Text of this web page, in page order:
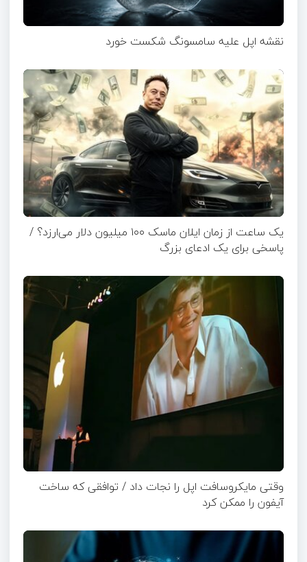
نقشه اپل علیه سامسونگ شکست خورد
یک ساعت از زمان ایلان ماسک ۱۰۰ میلیون دلار می‌ارزد؟ /
پاسخی برای یک ادعای بزرگ
وقتی مایکروسافت اپل را نجات داد / توافقی که ساخت
آیفون را ممکن کرد